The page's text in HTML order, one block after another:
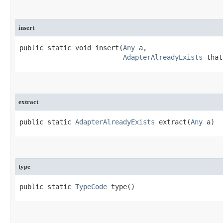
insert
public static void insert​(Any a,
AdapterAlreadyExists
extract
public static AdapterAlreadyExists extract​(Any a)
type
public static TypeCode type​()